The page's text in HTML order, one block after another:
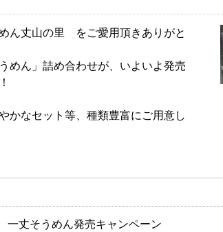
ん丈山の里 をご愛用頂きありがと
めん」詰め合わせが、いよいよ発売
かなセット等、種類豊富にご用意し
一丈そうめん発売キャンペーン